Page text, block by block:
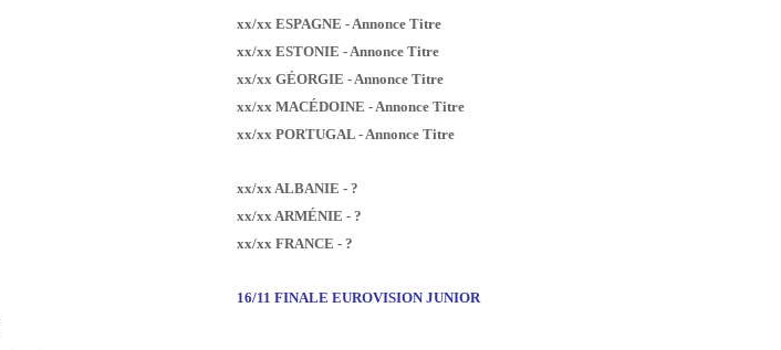
xx/xx ESPAGNE - Annonce Titre
xx/xx ESTONIE - Annonce Titre
xx/xx GÉORGIE - Annonce Titre
xx/xx MACÉDOINE - Annonce Titre
xx/xx PORTUGAL - Annonce Titre
xx/xx ALBANIE - ?
xx/xx ARMÉNIE - ?
xx/xx FRANCE - ?
16/11 FINALE EUROVISION JUNIOR